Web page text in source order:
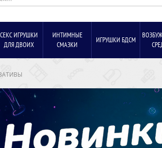
СЕКС ИГРУШКИ
ДЛЯ ДВОИХ
ИНТИМНЫЕ
СМАЗКИ
ИГРУШКИ БДСМ